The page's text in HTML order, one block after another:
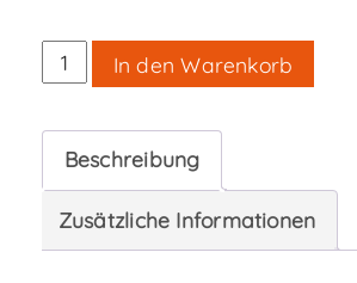
Schweizer
Glätter
Menge
In den Warenkorb
Beschreibung
Zusätzliche Informationen